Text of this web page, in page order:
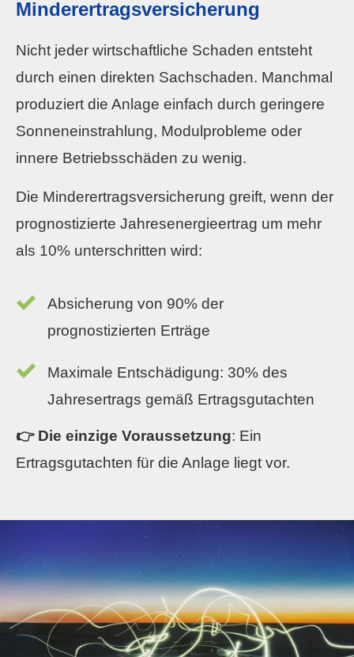
Minderertragsversicherung
Nicht jeder wirtschaftliche Schaden entsteht
durch einen direkten Sachschaden. Manchmal
produziert die Anlage einfach durch geringere
Sonneneinstrahlung, Modulprobleme oder
innere Betriebsschäden zu wenig.
Die Minderertragsversicherung greift, wenn der
prognostizierte Jahresenergieertrag um mehr
als 10% unterschritten wird:
Absicherung von 90% der
prognostizierten Erträge
Maximale Entschädigung: 30% des
Jahresertrags gemäß Ertragsgutachten
👉Die einzige Voraussetzung: Ein
Ertragsgutachten für die Anlage liegt vor.